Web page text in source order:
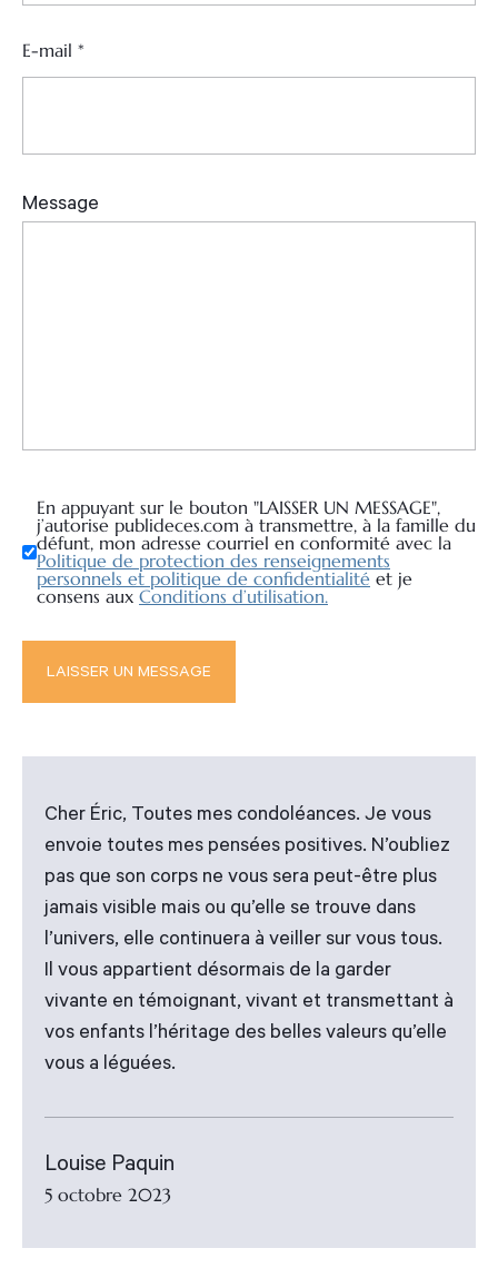
En appuyant sur le bouton "LAISSER UN MESSAGE",
j’autorise publideces.com à transmettre, à la famille du
défunt, mon adresse courriel en conformité avec la
Politique de protection des renseignements
personnels et politique de confidentialité et je
consens aux Conditions d’utilisation.
E-mail *
Cher Éric, Toutes mes condoléances. Je vous
envoie toutes mes pensées positives. N’oubliez
pas que son corps ne vous sera peut-être plus
jamais visible mais ou qu’elle se trouve dans
l’univers, elle continuera à veiller sur vous tous.
Il vous appartient désormais de la garder
vivante en témoignant, vivant et transmettant à
vos enfants l’héritage des belles valeurs qu’elle
vous a léguées.
Louise Paquin
5 octobre 2023